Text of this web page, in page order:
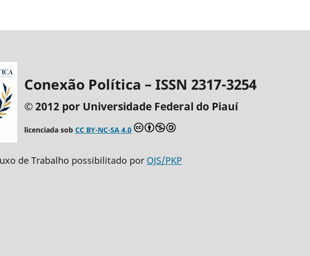
Conexão Política – ISSN 2317-3254
© 2012 por Universidade Federal do Piauí
licenciada sob CC BY-NC-SA 4.0
de Trabalho possibilitado por OJS/PKP